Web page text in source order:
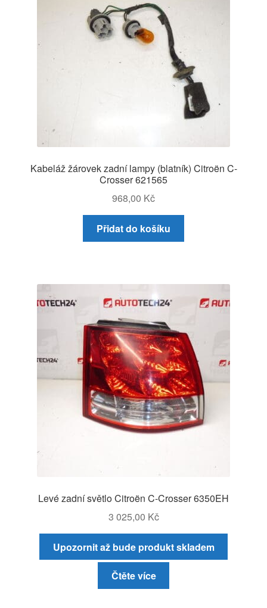
Kabeláž žárovek zadní lampy (blatník) Citroën C-
Crosser 621565
968,00 Kč
Přidat do košíku
Levé zadní světlo Citroën C-Crosser 6350EH
3 025,00 Kč
Upozornit až bude produkt skladem
Čtěte více